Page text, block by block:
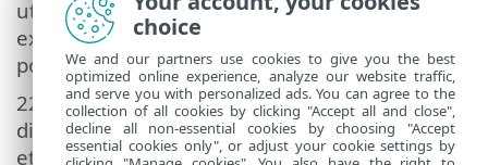
utilisation du Logiciel, et vous reconnaissez
expressément que le tribunal a la juridiction
pour de tels litiges ou conflits.
22.
Dispositions générales. Si une
disposition du présent Contrat s'avère nulle
et inopposable, cela n'affectera pas la validité
choice
We and our partners use cookies to give you the best
optimized online experience, analyze our website traffic,
and serve you with personalized ads. You can agree to the
collection of all cookies by clicking "Accept all and close",
decline all non-essential cookies by choosing "Accept
essential cookies only", or adjust your cookie settings by